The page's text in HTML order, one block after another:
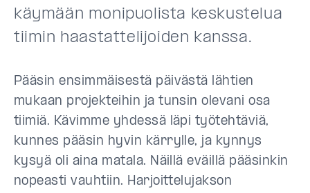
käymään monipuolista keskustelua
tiimin haastattelijoiden kanssa.
Pääsin ensimmäisestä päivästä lähtien
mukaan projekteihin ja tunsin olevani osa
tiimiä. Kävimme yhdessä läpi työtehtäviä,
kunnes pääsin hyvin kärrylle, ja kynnys
kysyä oli aina matala. Näillä eväillä pääsinkin
nopeasti vauhtiin. Harjoittelujakson